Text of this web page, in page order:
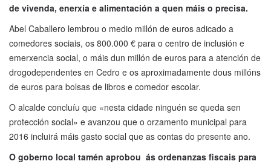
de vivenda, enerxía e alimentación a quen máis o precisa.
Abel Caballero lembrou o medio millón de euros adicado a
comedores sociais, os 800.000 € para o centro de inclusión e
emerxencia social, o máis dun millón de euros para a atención de
drogodependentes en Cedro e os aproximadamente dous millóns
de euros para bolsas de libros e comedor escolar.
O alcalde concluíu que «nesta cidade ninguén se queda sen
protección social» e avanzou que o orzamento municipal para
2016 incluirá máis gasto social que as contas do presente ano.
O goberno local tamén aprobou ás ordenanzas fiscais para